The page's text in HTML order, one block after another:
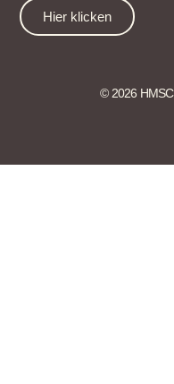
Hier klicken
© 2026 HMSC